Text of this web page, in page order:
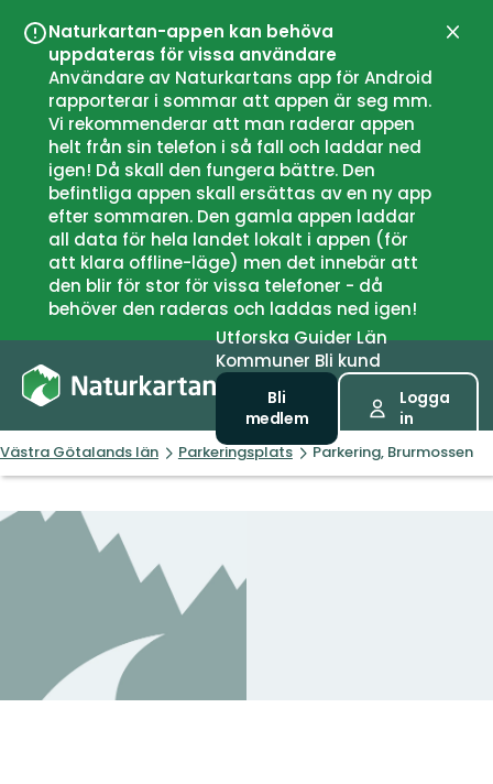
Naturkartan-appen kan behöva
uppdateras för vissa användare
Användare av Naturkartans app för Android
rapporterar i sommar att appen är seg mm.
Vi rekommenderar att man raderar appen
helt från sin telefon i så fall och laddar ned
igen! Då skall den fungera bättre. Den
befintliga appen skall ersättas av en ny app
efter sommaren. Den gamla appen laddar
all data för hela landet lokalt i appen (för
att klara offline-läge) men det innebär att
den blir för stor för vissa telefoner - då
behöver den raderas och laddas ned igen!
UtforskaGuiderLän
Kommuner Bli kund
Bli
medlem
Logga
in
Västra Götalands län Parkeringsplats Parkering, Brurmossen